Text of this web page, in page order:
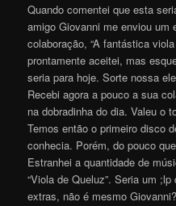
Quando comentei que esta
amigo Giovanni me enviou um
colaboração, “A fantástica
prontamente aceitei, mas
seria para hoje. Sorte nossa
Recebi agora a pouco a sua
na dobradinha do dia. Valeu o
Temos então o primeiro disco
conhecia. Porém, do pouco
Estranhei a quantidade de
“Viola de Queluz”. Seria um
extras, não é mesmo Giovanni?